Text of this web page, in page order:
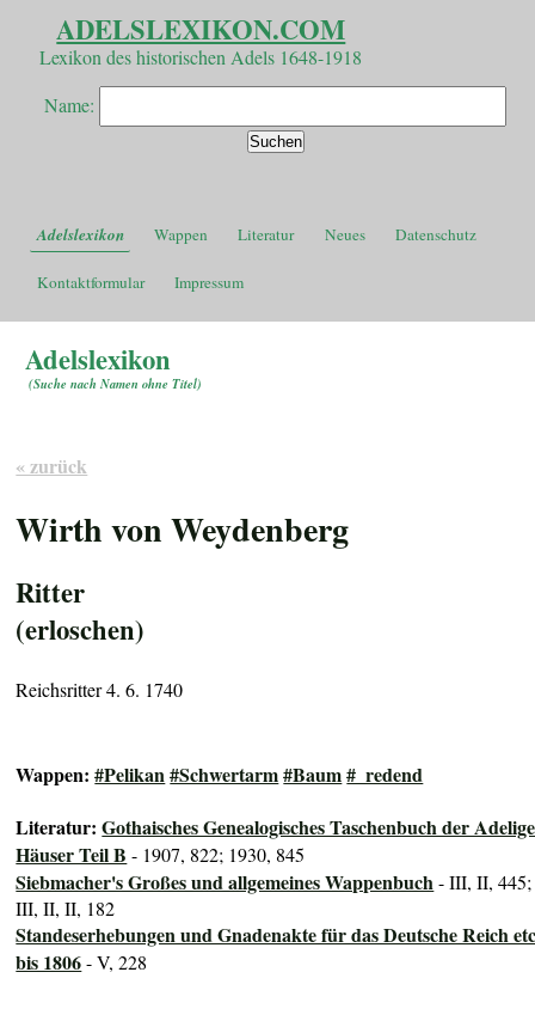
ADELSLEXIKON.COM
Lexikon des historischen Adels 1648-1918
Name:
Adelslexikon Wappen Literatur Neues Datenschutz
Kontaktformular Impressum
Adelslexikon
(Suche nach Namen ohne Titel)
« zurück
Wirth von Weydenberg
Ritter
(erloschen)
Reichsritter 4. 6. 1740
Wappen:#Pelikan#Schwertarm#Baum#_redend
Literatur:Gothaisches Genealogisches Taschenbuch der
Häuser Teil B - 1907, 822; 1930, 845
Siebmacher's Großes und allgemeines Wappenbuch- III, II, 445;
III, II, II, 182
Standeserhebungen und Gnadenakte für das Deutsche Reich
bis 1806- V, 228